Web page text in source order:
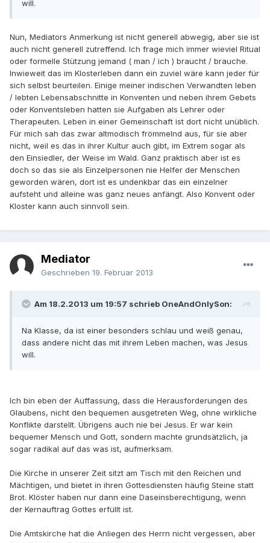
will.
Nun, Mediators Anmerkung ist nicht generell abwegig, aber sie ist
auch nicht generell zutreffend. Ich frage mich immer wieviel Ritual
oder formelle Stützung jemand ( man / ich ) braucht / brauche.
Inwieweit das im Klosterleben dann ein zuviel wäre kann jeder für
sich selbst beurteilen. Einige meiner indischen Verwandten leben
/ lebten Lebensabschnitte in Konventen und neben ihrem Gebets
oder Konventsleben hatten sie Aufgaben als Lehrer oder
Therapeuten. Leben in einer Gemeinschaft ist dort nicht unüblich.
Für mich sah das zwar altmodisch frömmelnd aus, für sie aber
nicht, weil es das in ihrer Kultur auch gibt, im Extrem sogar als
den Einsiedler, der Weise im Wald. Ganz praktisch aber ist es
doch so das sie als Einzelpersonen nie Helfer der Menschen
geworden wären, dort ist es undenkbar das ein einzelner
aufsteht und alleine was ganz neues anfängt. Also Konvent oder
Kloster kann auch sinnvoll sein.
Mediator
Geschrieben 19. Februar 2013
Am 18.2.2013 um 19:57 schrieb OneAndOnlySon:
Na Klasse, da ist einer besonders schlau und weiß genau,
dass andere nicht das mit ihrem Leben machen, was Jesus
will.
Ich bin eben der Auffassung, dass die Herausforderungen des
Glaubens, nicht den bequemen ausgetreten Weg, ohne wirkliche
Konflikte darstellt. Übrigens auch nie bei Jesus. Er war kein
bequemer Mensch und Gott, sondern machte grundsätzlich, ja
sogar radikal auf das was ist, aufmerksam.
Die Kirche in unserer Zeit sitzt am Tisch mit den Reichen und
Mächtigen, und bietet in ihren Gottesdiensten häufig Steine statt
Brot. Klöster haben nur dann eine Daseinsberechtigung, wenn
der Kernauftrag Gottes erfüllt ist.
Die Amtskirche hat die Anliegen des Herrn nicht vergessen, aber